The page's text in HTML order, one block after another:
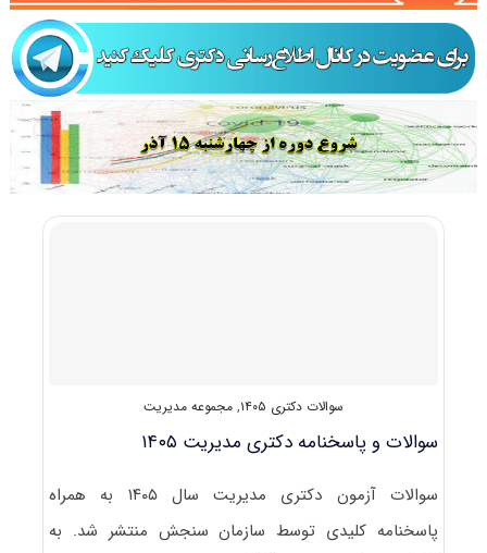
سوالات دکتری ۱۴۰۵ , مجموعه مدیریت
سوالات و پاسخنامه دکتری مدیریت ۱۴۰۵
سوالات آزمون دکتری مدیریت سال ۱۴۰۵ به همراه
پاسخنامه کلیدی توسط سازمان سنجش منتشر شد. به